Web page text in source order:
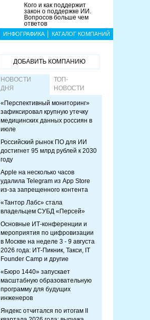
Кого и как поддержит
закон о поддержке ИИ.
Вопросов больше чем
ответов
ИНФОГРАФИКА КАТАЛОГ КОМПАНИЙ
ДОБАВИТЬ КОМПАНИЮ
НОВОСТИ
ДНЯ
ТОП-
НОВОСТИ
«Перспективный мониторинг»
зафиксировал крупную утечку
медицинских данных россиян в
июле
Российский рынок ПО для ИИ
достигнет 95 млрд рублей к 2030
году
Apple на несколько часов
удалила Telegram из App Store
из-за запрещенного контента
«Тантор Лабс» стала
владельцем СУБД «Персей»
Основные ИТ-конференции и
мероприятия по цифровизации
в Москве на неделе 3 - 9 августа
2026 года: ИТ-Пикник, Такси, IT
Founder Camp и другие
«Бюро 1440» запускает
масштабную образовательную
программу для будущих
инженеров
Яндекс отчитался по итогам II